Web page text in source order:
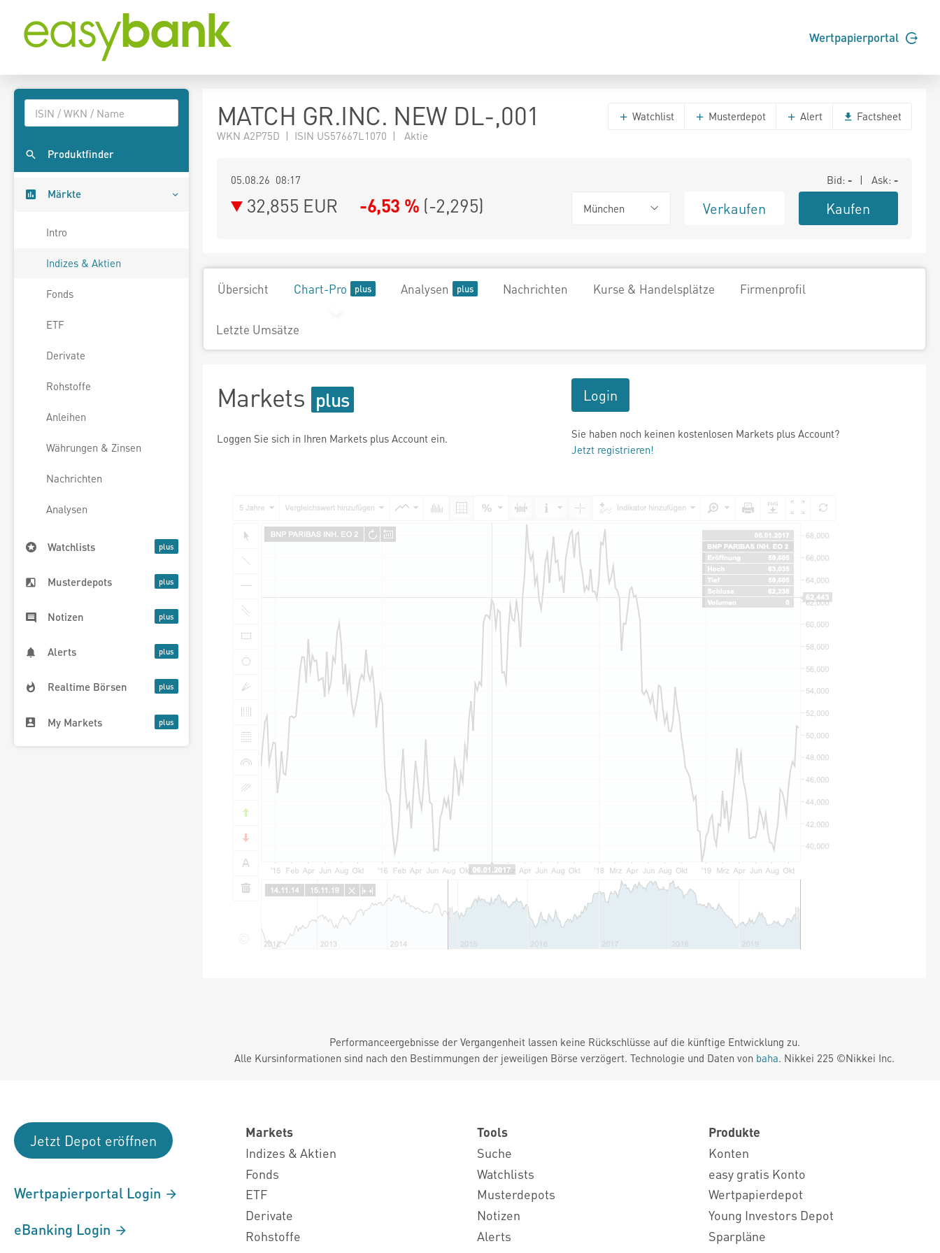
Wertpapierportal
Produktfinder
Märkte
Intro
Indizes & Aktien
Fonds
ETF
Derivate
Rohstoffe
Anleihen
Währungen & Zinsen
Nachrichten
Analysen
Watchlists
Musterdepots
Notizen
Alerts
Realtime Börsen
My Markets
MATCH GR.INC. NEW DL-,001
WKN A2P75D | ISIN US57667L1070 | Aktie
Watchlist Musterdepot Alert Factsheet
05.08.26 08:17 Bid: - | Ask: -
32,855 EUR -6,53 % (-2,295) München Verkaufen Kaufen
Übersicht Chart-Pro Analysen Nachrichten Kurse & Handelsplätze Firmenprofil
Letzte Umsätze
Markets
Loggen Sie sich in Ihren Markets plus Account ein.
Login
Sie haben noch keinen kostenlosen Markets plus Account?
Jetzt registrieren!
Performanceergebnisse der Vergangenheit lassen keine Rückschlüsse auf die künftige Entwicklung zu.
Alle Kursinformationen sind nach den Bestimmungen der jeweiligen Börse verzögert. Technologie und Daten von baha. Nikkei 225 ©Nikkei Inc.
Jetzt Depot eröffnen
Wertpapierportal Login
eBanking Login
Markets
Indizes & Aktien
Fonds
ETF
Derivate
Rohstoffe
Tools
Suche
Watchlists
Musterdepots
Notizen
Alerts
Produkte
Konten
easy gratis Konto
Wertpapierdepot
Young Investors Depot
Sparpläne